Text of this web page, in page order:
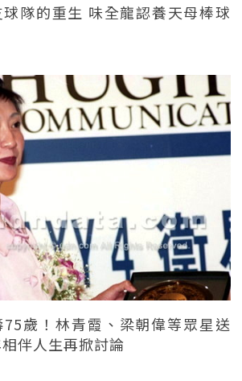
隊的重生 味全龍認養天母棒球
歲！林青霞、梁朝偉等眾星送
伴人生再掀討論